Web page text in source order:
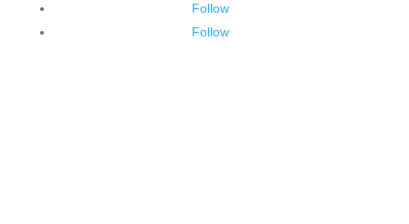
Follow
Follow